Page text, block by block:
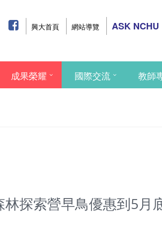
興大首頁 網站導覽 ASK NCHU
成果榮耀 國際交流 教師
探索營早鳥優惠到5月